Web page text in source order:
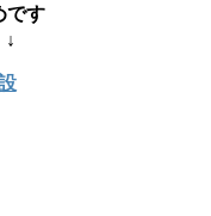
です